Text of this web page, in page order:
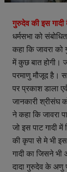
गुरुदेव की इस गादी
धर्मसभा को
कहा कि जावरा को
में कुछ बात होगी।
परमाणु मौजूद है।
पर प्रकाश डाला
जानकारी श्रीसंघ
ने कहा कि जावरा
जो इस पाट गादी
की कृपा से मे भी
गादी का जिसने भी
दादा गुरुदेव के अणु